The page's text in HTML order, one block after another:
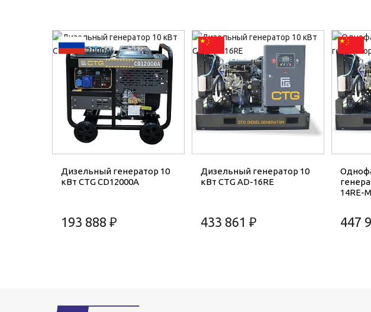
Дизельный генератор 10
кВт CTG CD12000A
193 888 ₽
Дизельный генератор 10
кВт CTG AD-16RE
433 861 ₽
14RE-M
447